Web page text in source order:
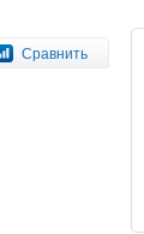
Сравнить